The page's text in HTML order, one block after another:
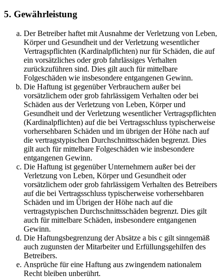
5. Gewährleistung
Der Betreiber haftet mit Ausnahme der Verletzung von Leben,
Körper und Gesundheit und der Verletzung wesentlicher
Vertragspflichten (Kardinalpflichten) nur für Schäden, die auf
ein vorsätzliches oder grob fahrlässiges Verhalten
zurückzuführen sind. Dies gilt auch für mittelbare
Folgeschäden wie insbesondere entgangenen Gewinn.
Die Haftung ist gegenüber Verbrauchern außer bei
vorsätzlichem oder grob fahrlässigem Verhalten oder bei
Schäden aus der Verletzung von Leben, Körper und
Gesundheit und der Verletzung wesentlicher Vertragspflichten
(Kardinalpflichten) auf die bei Vertragsschluss typischerweise
vorhersehbaren Schäden und im übrigen der Höhe nach auf
die vertragstypischen Durchschnittsschäden begrenzt. Dies
gilt auch für mittelbare Folgeschäden wie insbesondere
entgangenen Gewinn.
Die Haftung ist gegenüber Unternehmern außer bei der
Verletzung von Leben, Körper und Gesundheit oder
vorsätzlichem oder grob fahrlässigem Verhalten des Betreibers
auf die bei Vertragsschluss typischerweise vorhersehbaren
Schäden und im Übrigen der Höhe nach auf die
vertragstypischen Durchschnittsschäden begrenzt. Dies gilt
auch für mittelbare Schäden, insbesondere entgangenen
Gewinn.
Die Haftungsbegrenzung der Absätze a bis c gilt sinngemäß
auch zugunsten der Mitarbeiter und Erfüllungsgehilfen des
Betreibers.
Ansprüche für eine Haftung aus zwingendem nationalem
Recht bleiben unberührt.